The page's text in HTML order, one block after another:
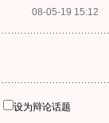
08-05-19 15:12
设为辩论话题